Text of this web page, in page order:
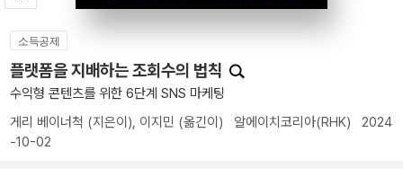
소득공제
플랫폼을 지배하는 조회수의 법칙
수익형 콘텐츠를 위한 6단계 SNS 마케팅
게리 베이너척 (지은이), 이지민 (옮긴이) 알에이치코리아(RHK) 2024
-10-02